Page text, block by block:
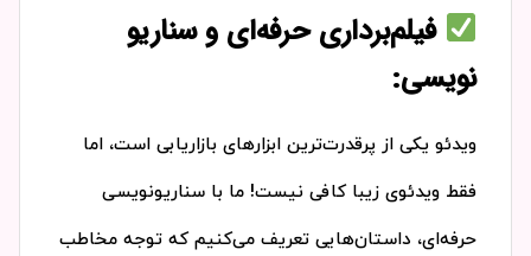
فیلم‌برداری حرفه‌ای و سناریو
نویسی:
ویدئو یکی از پرقدرت‌ترین ابزارهای بازاریابی است، اما
فقط ویدئوی زیبا کافی نیست! ما با سناریونویسی
حرفه‌ای، داستان‌هایی تعریف می‌کنیم که توجه مخاطب